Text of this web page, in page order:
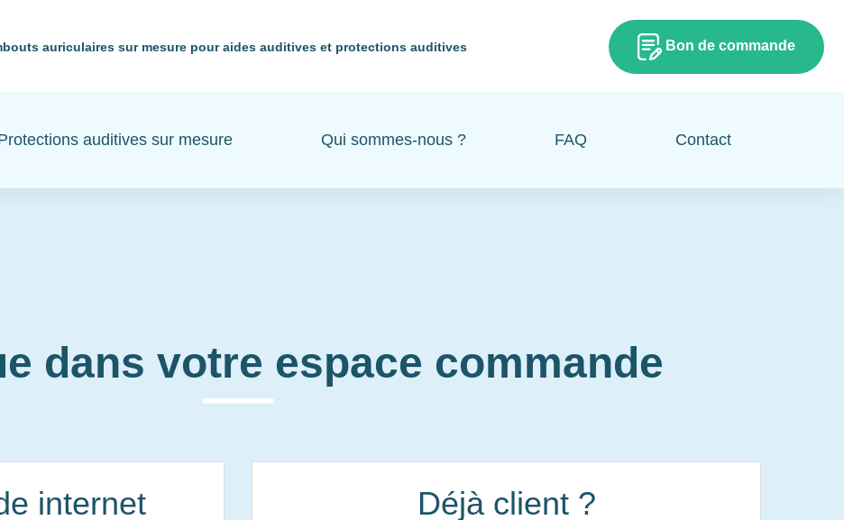
auriculaires sur mesure pour aides auditives et protections auditives Bon de commande
auditives sur mesure Qui sommes-nous ? FAQ Contact
dans votre espace commande
internet Déjà client ?